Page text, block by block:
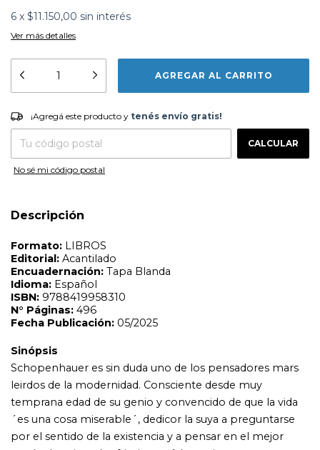
6 x $11.150,00 sin interés
Ver más detalles
¡Agregá este producto ytenés envío gratis!
CAMBIAR CP
¡Agregá este producto y tenés envío gratis!
CALCULAR
No sé mi código postal
Descripción
Formato:
LIBROS
Editorial:
Acantilado
Encuadernación:Tapa Blanda
ISBN:9788419958310
Sinópsis
Schopenhauer es sin duda uno de los pensadores mars
´es una cosa miserable´, dedicor la suya a preguntarse
modo de evitar el sufrimiento. A los treinta anros expuso
su sistema metafirsico en un libro extraordinario, El
mundo como voluntad y representaciorn, pese a lo cual
el medio acadermico y el purblico culto de su erpoca lo
ignoraron durante dercadas, mientras Fichte, Hegel o
Schelling se consagraban. La obra magna del filorsofo
pesimista tardor mucho tiempo en ser reconocida, pero
cuando lo fue, al final de su vida, cosechor un erxito
imperecedero. Contemporarneo de Goethe y
Napoleorn, Schopenhauer viajor por Europa, se sintior
cosmopolita desde joven y aprendior a pensar desde la
experiencia. Moreno Claros, con profundo conocimiento
y comprensiorn de la vida y la obra del filorsofo, nos
ofrece una semblanza instructiva y amena de las
complejidades de un pensador que ha fascinado a